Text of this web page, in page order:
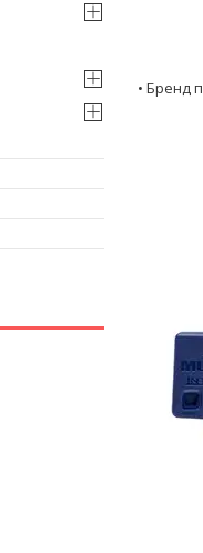
• Бренд